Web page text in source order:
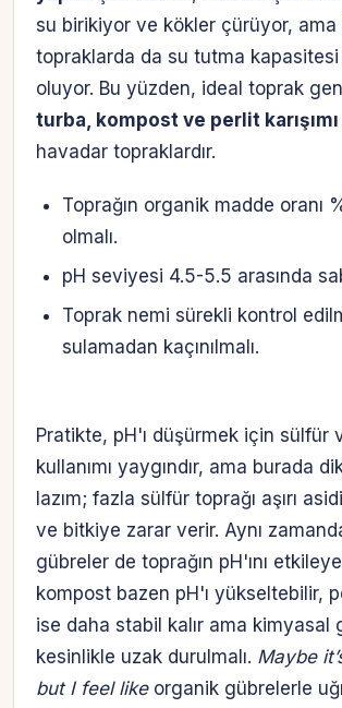
su birikiyor ve kökler çürüyor, ama
topraklarda da su tutma
oluyor. Bu yüzden, ideal toprak
turba, kompost ve perlit karışımı
havadar topraklardır.
Toprağın organik madde oranı
olmalı.
pH seviyesi 4.5-5.5 arasında
Toprak nemi sürekli kontrol
sulamadan kaçınılmalı.
Pratikte, pH'ı düşürmek için sülfür
kullanımı yaygındır, ama burada
lazım; fazla sülfür toprağı aşırı
ve bitkiye zarar verir. Aynı
gübreler de toprağın pH'ını
kompost bazen pH'ı yükseltebilir,
ise daha stabil kalır ama kimyasal
kesinlikle uzak durulmalı. Maybe
but I feel likeorganik gübrelerle